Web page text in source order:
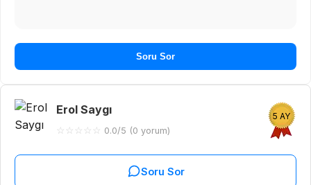
Soru Sor
Erol Saygı
☆ ☆ ☆ ☆ ☆ 0.0/5 (0 yorum)
5 AY
Soru Sor